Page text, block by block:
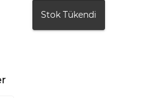
Stok Tükendi